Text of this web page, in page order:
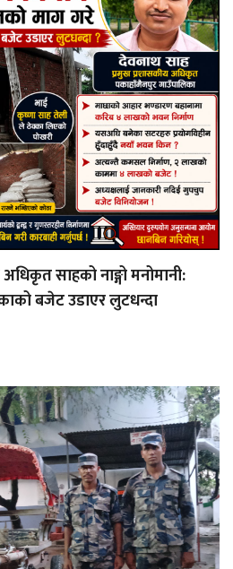
साहको नाङ्गो मनोमानी:
बजेट उडाएर लुटधन्दा